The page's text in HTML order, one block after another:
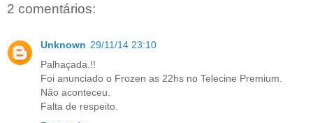
2 comentários:
Unknown 29/11/14 23:10
Palhaçada.!!
Foi anunciado o Frozen as 22hs no Telecine Premium.
Não aconteceu.
Falta de respeito.